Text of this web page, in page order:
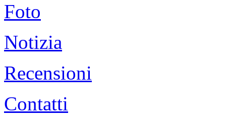
Foto
Notizia
Recensioni
Contatti